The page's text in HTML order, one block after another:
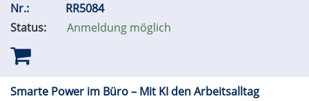
Nr.:
RR5084
Status:
Anmeldung möglich
Smarte Power im Büro – Mit KI den Arbeitsalltag